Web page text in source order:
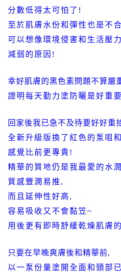
分數低得太可怕了 !
至於肌膚水份和彈性也是不
可以想像環境侵害和生活壓
減弱的原因 !
幸好肌膚的黑色素問題不算嚴
證明每天勤力塗防曬是好重
回家後我已急不及待要好好重
全新升級版換了紅色的泵咀
感覺比前更專貴!
精華的質地仍是我最愛的水
質感豐潤易推 ,
而且延伸性好高 ,
容易吸收又不會黏笠~
用後更有即時舒緩乾燥肌膚
只要在早晚爽膚後和精華前,
以一泵份量塗開全面和頸部